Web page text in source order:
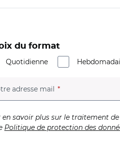
du format
Quotidienne
adresse mail (champ
en savoir plus sur le traitement
Politique de protection des